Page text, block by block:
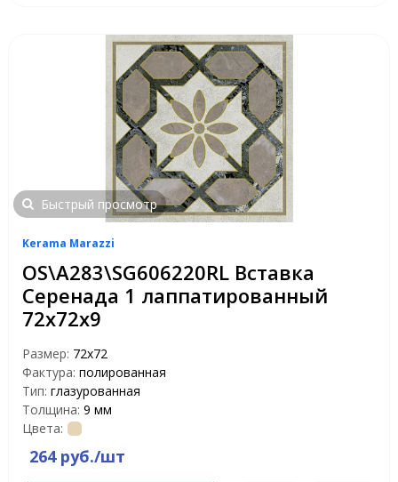
Быстрый просмотр
Kerama Marazzi
OS\A283\SG606220RL Вставка
Серенада 1 лаппатированный
72х72х9
Размер: 72х72
Фактура: полированная
Тип: глазурованная
Толщина: 9 мм
Цвета:
264 руб./шт